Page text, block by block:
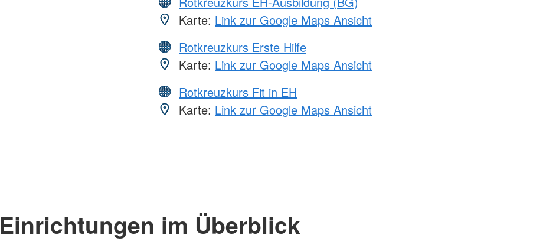
Karte: Link zur Google Maps Ansicht
Rotkreuzkurs Erste Hilfe
Karte: Link zur Google Maps Ansicht
Rotkreuzkurs Fit in EH
Karte: Link zur Google Maps Ansicht
Einrichtungen im Überblick